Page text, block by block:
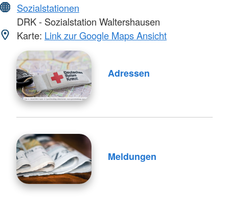
Sozialstationen
DRK - Sozialstation Waltershausen
Karte: Link zur Google Maps Ansicht
Adressen
Meldungen